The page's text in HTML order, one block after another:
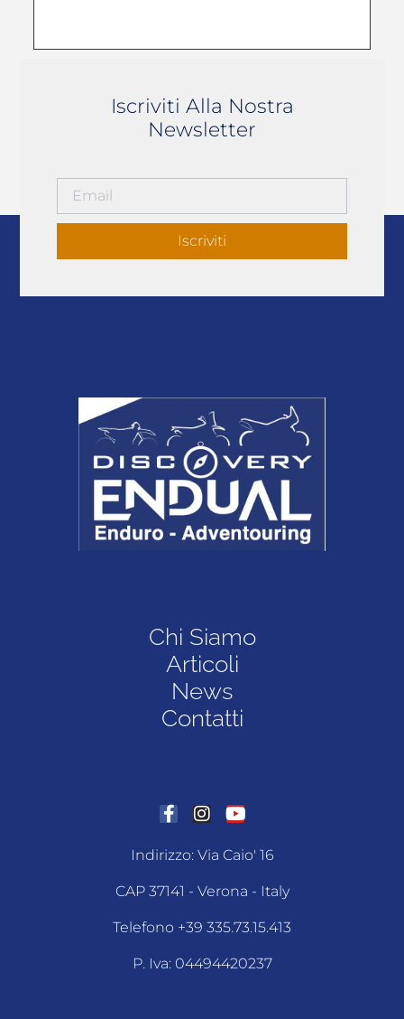
Iscriviti Alla Nostra
Newsletter
Iscriviti
Chi Siamo
Articoli
News
Contatti
Indirizzo: Via Caio' 16
CAP 37141 - Verona - Italy
Telefono +39 335.73.15.413
P. Iva: 04494420237